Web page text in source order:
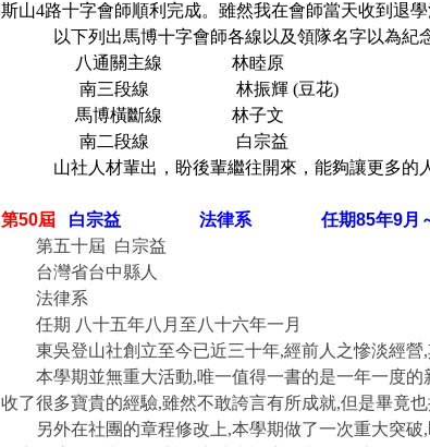
斯山4路十字會師順利完成。雖然我在會師當天收到退
以下列出馬博十字會師各線以及領隊名字以為紀
八通關主線 林睦原
南三段線 林振輝 (豆花)
馬博橫斷線 林子文
南二段線 白宗益
山社人材輩出，盼後輩繼往開來，能夠讓更多的人
第50屆 白宗益 法律系 任期85年9月～
第五十屆 白宗益
台灣省台中縣人
法律系
任期 八十五年八月至八十六年一月
東吳登山社創立至今已近三十年,經前人之慘淡經營,
本學期並無重大活動,唯一值得一書的是一年一度的
收了很多寶貴的經驗,雖然不敢誇言有所成就,但是畢竟
另外在社團的章程修改上,本學期做了一次重大突破,